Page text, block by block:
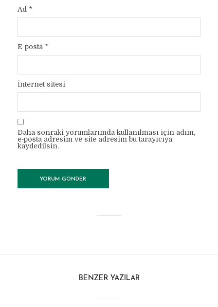
Ad *
E-posta *
İnternet sitesi
Daha sonraki yorumlarımda kullanılması için adım,
e-posta adresim ve site adresim bu tarayıcıya
kaydedilsin.
BENZER YAZILAR